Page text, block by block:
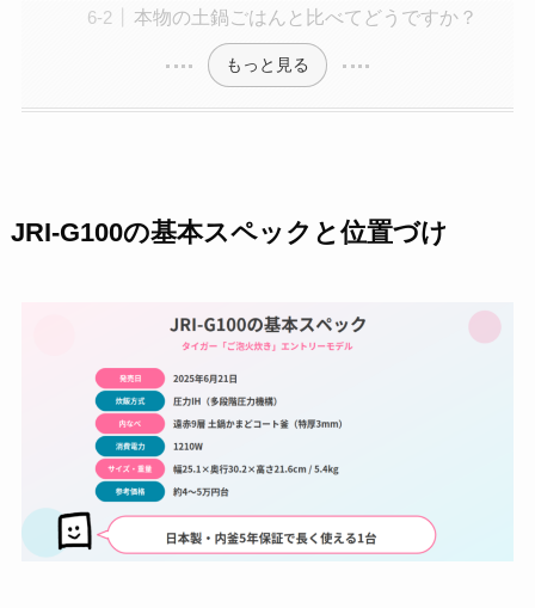
本物の土鍋ごはんと比べてどうですか？
もっと見る
JRI-G100の基本スペックと位置づけ